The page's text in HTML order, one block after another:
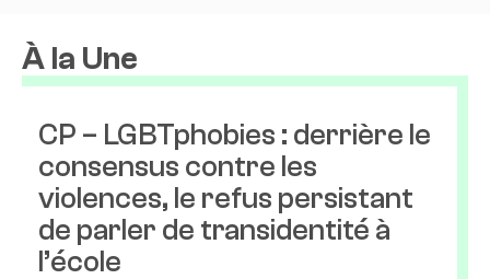
À la Une
CP – LGBTphobies : derrière le
consensus contre les
violences, le refus persistant
de parler de transidentité à
l’école